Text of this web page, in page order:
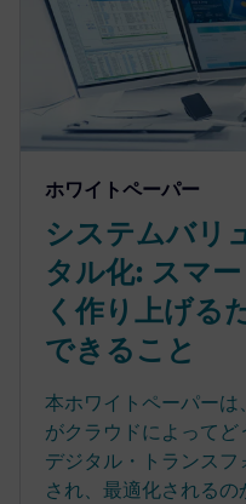
ホワイトペーパー
システムバリ
タル化: スマ
く作り上げる
できること
本ホワイトペーパー
がクラウドによって
デジタル・トランス
され、最適化されるの